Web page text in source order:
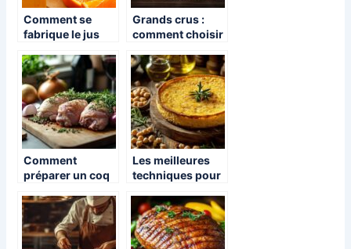
Comment se
fabrique le jus
Grands crus :
comment choisir
bouteilles sur
internet ?
Comment
préparer un coq
Les meilleures
techniques pour
socca de Nice
comme un pro